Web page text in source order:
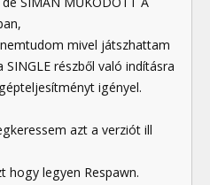
mivel játszhattam
részből való indításra
igényel.
azt a verziót ill
hogy legyen Respawn.